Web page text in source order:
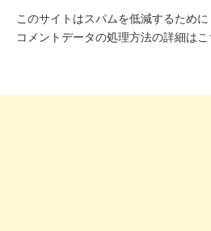
このサイトはスパムを低減するために
コメントデータの処理方法の詳細は